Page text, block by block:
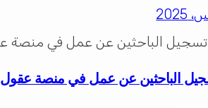
الباحثين عن عمل في منصة عقول